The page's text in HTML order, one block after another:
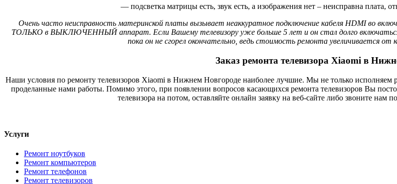
— подсветка матрицы есть, звук есть, а изображения нет – неисправна плата,
Очень часто неисправность материнской платы вызывает неаккуратное подключение кабеля HDMI во
ТОЛЬКО в ВЫКЛЮЧЕННЫЙ аппарат. Если Вашему телевизору уже больше 5 лет и он стал долго включаться,
пока он не сгорел окончательно, ведь стоимость ремонта увеличивается
Заказ ремонта телевизора Xiaomi в
Наши условия по ремонту телевизоров Xiaomi в Нижнем Новгороде наиболее лучшие. Мы не только исполняем
проделанные нами работы. Помимо этого, при появлении вопросов касающихся ремонта телевизоров Вы
телевизора на потом, оставляйте онлайн заявку на веб-сайте либо звоните нам
Услуги
Ремонт ноутбуков
Ремонт компьютеров
Ремонт телефонов
Ремонт телевизоров